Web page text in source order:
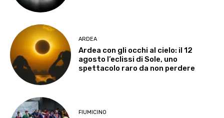
ARDEA
Ardea con gli occhi al cielo: il 12
agosto l’eclissi di Sole, uno
spettacolo raro da non perdere
FIUMICINO